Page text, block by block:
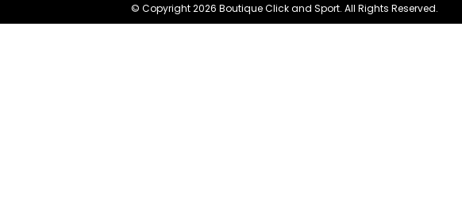
© Copyright 2026 Boutique Click and Sport. All Rights Reserved.